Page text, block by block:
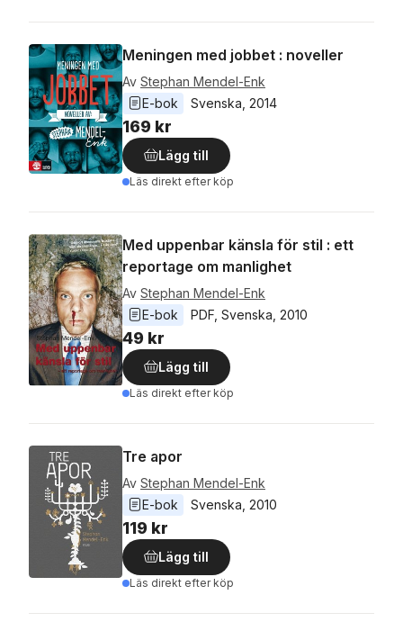
Meningen med jobbet : noveller
Av Stephan Mendel-Enk
E-bok
Svenska 2014
169 kr
Lägg till
Läs direkt efter köp
Med uppenbar känsla för stil : ett
reportage om manlighet
Av Stephan Mendel-Enk
E-bok
PDF Svenska 2010
49 kr
Lägg till
Läs direkt efter köp
Tre apor
Av Stephan Mendel-Enk
E-bok
Svenska 2010
119 kr
Lägg till
Läs direkt efter köp